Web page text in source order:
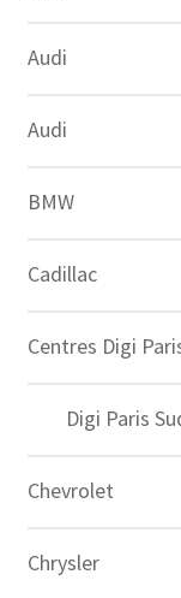
Audi
Audi
BMW
Cadillac
Centres Digi
Digi Paris
Chevrolet
Chrysler